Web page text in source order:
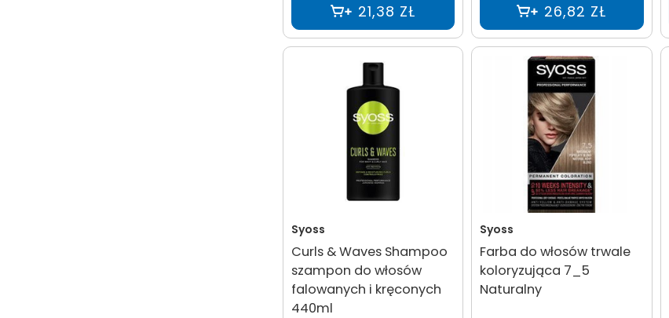
21,38 ZŁ 26,82 ZŁ
Syoss
Curls & Waves Shampoo
szampon do włosów
falowanych i kręconych
440ml
Syoss
Farba do włosów trwale
koloryzująca 7_5
Naturalny